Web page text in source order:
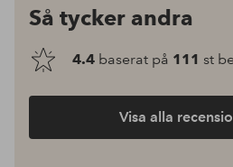
Så tycker andra
4.4 baserat på 111 st
Visa alla